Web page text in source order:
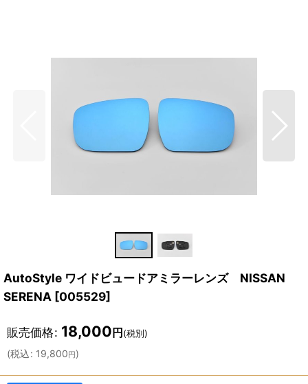
AutoStyle ワイドビュードアミラーレンズ NISSAN
SERENA [005529]
販売価格: 18,000円(税別)
(税込: 19,800円)